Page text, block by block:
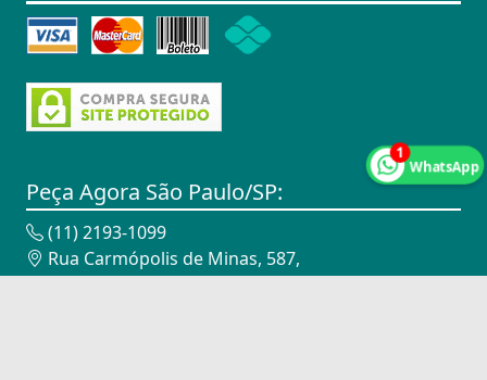
1
WhatsApp
Anilhas
Anilhas de Marcação
Antenas
Antenas de TV
Anéis
Anéis
Peça Agora São Paulo/SP:
(11) 2193-1099
Rua Carmópolis de Minas, 587,